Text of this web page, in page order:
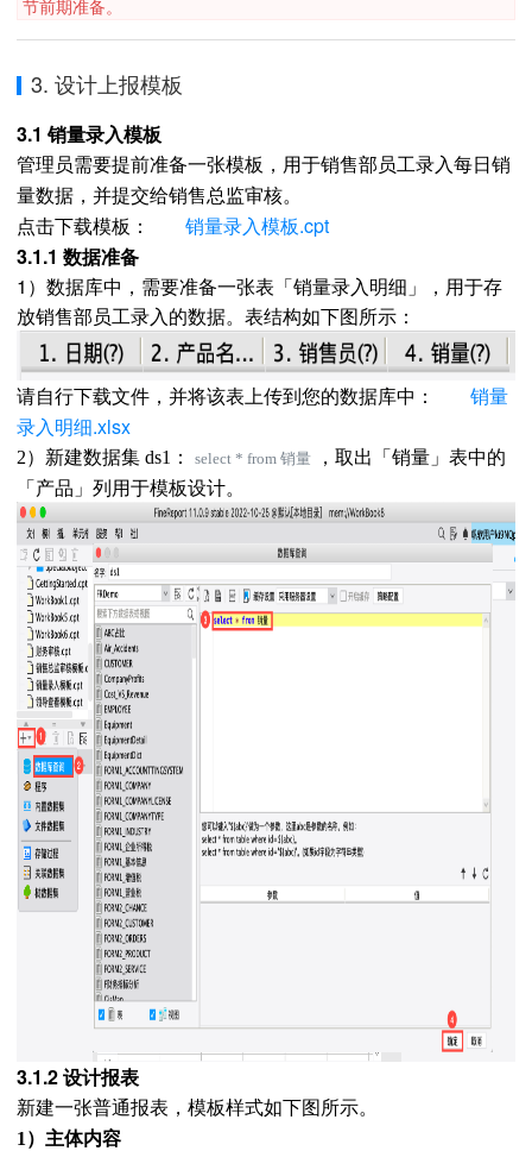
节前期准备。
3. 设计上报模板
3.1 销量录入模板
管理员需要提前准备一张模板，用于销售部员工录入每日销
量数据，并提交给销售总监审核。
点击下载模板：
销量录入模板.cpt
3.1.1 数据准备
1）数据库中，需要准备一张表「销量录入明细」，用于存
放销售部员工录入的数据。表结构如下图所示：
请自行下载文件，并将该表上传到您的数据库中：
销量
录入明细.xlsx
2）新建数据集 ds1： select * from 销量
，取出「销量」表中的
「产品」列用于模板设计。
3.1.2 设计报表
新建一张普通报表， 模板样式如下图所示。
1）主体内容